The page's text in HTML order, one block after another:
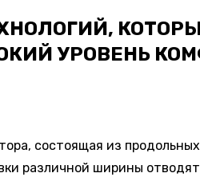
УРОВЕНЬ
состоящая из
различной ширины